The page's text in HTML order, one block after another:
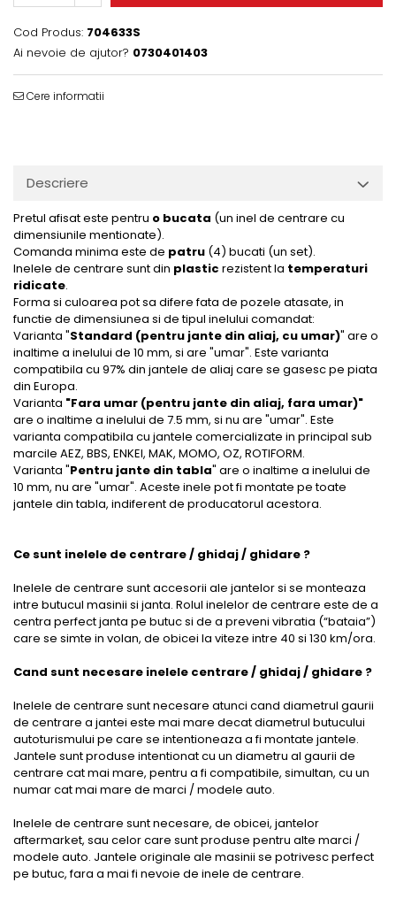
Cod Produs: 704633S
Ai nevoie de ajutor? 0730401403
Cere informatii
Descriere
Pretul afisat este pentru o bucata (un inel de centrare cu
dimensiunile mentionate).
Comanda minima este de patru (4) bucati (un set).
Inelele de centrare sunt din plastic rezistent la temperaturi
ridicate.
Forma si culoarea pot sa difere fata de pozele atasate, in
functie de dimensiunea si de tipul inelului comandat:
Varianta "Standard (pentru jante din aliaj, cu umar)" are o
inaltime a inelului de 10 mm, si are "umar". Este varianta
compatibila cu 97% din jantele de aliaj care se gasesc pe piata
din Europa.
Varianta "Fara umar (pentru jante din aliaj, fara umar)"
are o inaltime a inelului de 7.5 mm, si nu are "umar". Este
varianta compatibila cu jantele comercializate in principal sub
marcile AEZ, BBS, ENKEI, MAK, MOMO, OZ, ROTIFORM.
Varianta "Pentru jante din tabla" are o inaltime a inelului de
10 mm, nu are "umar". Aceste inele pot fi montate pe toate
jantele din tabla, indiferent de producatorul acestora.
Ce sunt inelele de centrare / ghidaj / ghidare ?
Inelele de centrare sunt accesorii ale jantelor si se monteaza
intre butucul masinii si janta. Rolul inelelor de centrare este de a
centra perfect janta pe butuc si de a preveni vibratia (“bataia”)
care se simte in volan, de obicei la viteze intre 40 si 130 km/ora.
Cand sunt necesare inelele centrare / ghidaj / ghidare ?
Inelele de centrare sunt necesare atunci cand diametrul gaurii
de centrare a jantei este mai mare decat diametrul butucului
autoturismului pe care se intentioneaza a fi montate jantele.
Jantele sunt produse intentionat cu un diametru al gaurii de
centrare cat mai mare, pentru a fi compatibile, simultan, cu un
numar cat mai mare de marci / modele auto.
Inelele de centrare sunt necesare, de obicei, jantelor
aftermarket, sau celor care sunt produse pentru alte marci /
modele auto. Jantele originale ale masinii se potrivesc perfect
pe butuc, fara a mai fi nevoie de inele de centrare.